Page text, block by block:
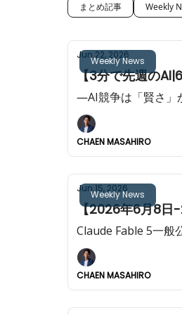
まとめ記事 Weekly
Weekly News
Jun 22, 2026
【3分で先週の
―AI競争は「賢さ」
CHAEN MASAHIRO
Weekly News
Jun 15, 2026
【2026年6月8日
Claude Fable 5一般
CHAEN MASAHIRO